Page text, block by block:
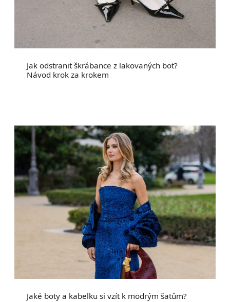
Jak odstranit škrábance z lakovaných bot?
Návod krok za krokem
Jaké boty a kabelku si vzít k modrým šatům?